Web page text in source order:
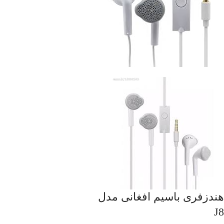
هندزفری باسیم افغانی مدل
J8